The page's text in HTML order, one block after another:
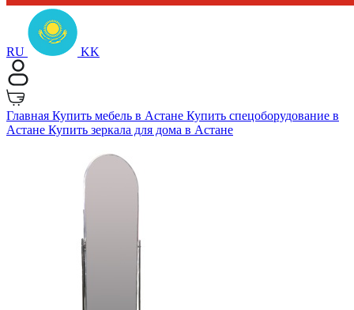
RU KK
Главная Купить мебель в Астане Купить спецоборудование в
Астане Купить зеркала для дома в Астане